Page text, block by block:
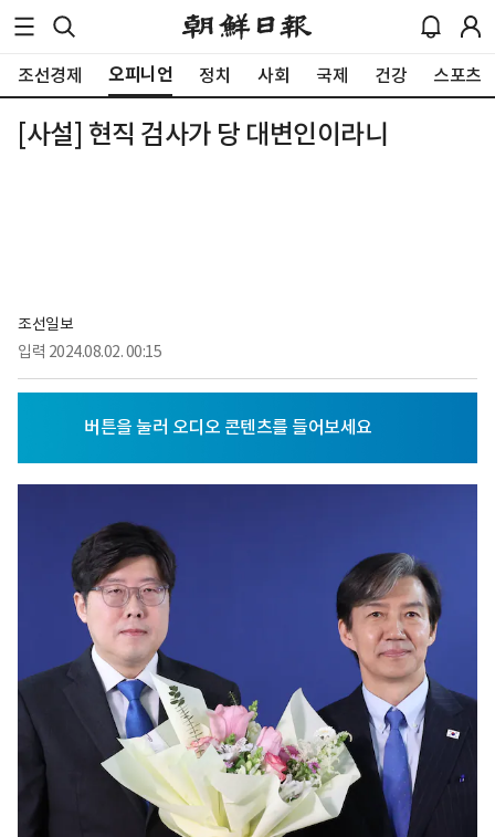
조선경제 오피니언 정치 사회 국제 건강 스포츠
[사설] 현직 검사가 당 대변인이라니
조선일보
입력 2024.08.02. 00:15